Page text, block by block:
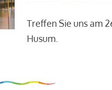
Treffen Sie uns am
Husum.